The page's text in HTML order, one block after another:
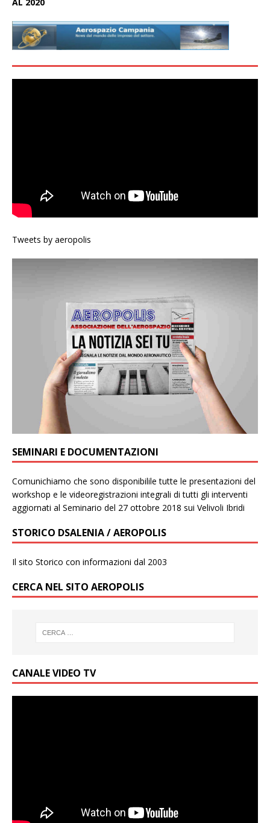
Tweets by aeropolis
SEMINARI E DOCUMENTAZIONI
Comunichiamo che sono disponibilile tutte le presentazioni del
workshop e le videoregistrazioni integrali di tutti gli interventi
aggiornati al Seminario del 27 ottobre 2018 sui Velivoli Ibridi
STORICO DSALENIA / AEROPOLIS
Il sito Storico con informazioni dal 2003
CERCA NEL SITO AEROPOLIS
CANALE VIDEO TV